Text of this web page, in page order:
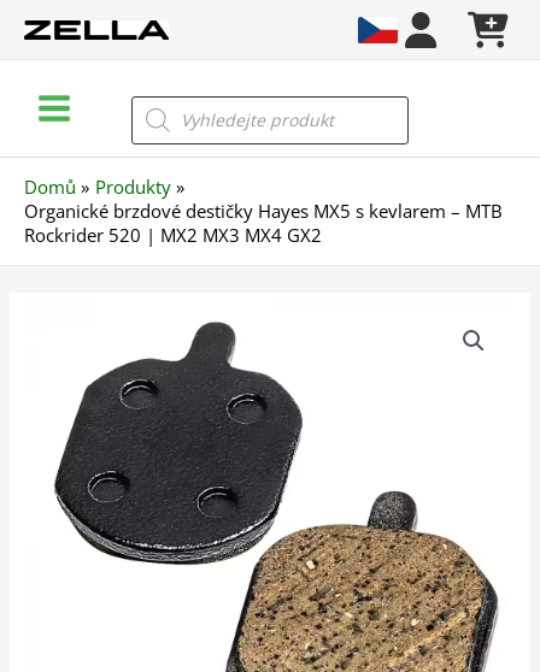
Menu
Products
search
Domů
Produkty
Organické brzdové destičky Hayes MX5 s kevlarem – MTB
Rockrider 520 | MX2 MX3 MX4 GX2
kevlarem